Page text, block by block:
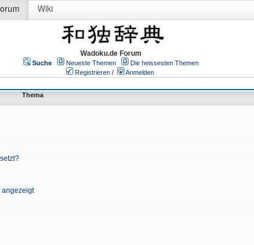
Wiki
Wadoku.de Forum
Suche Neueste Themen
Die heissesten Themen
Registrieren /
Anmelden
Thema
angezeigt